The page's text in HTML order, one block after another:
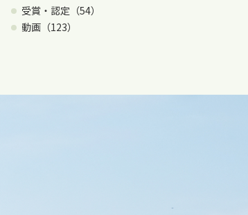
受賞・認定（54）
動画（123）